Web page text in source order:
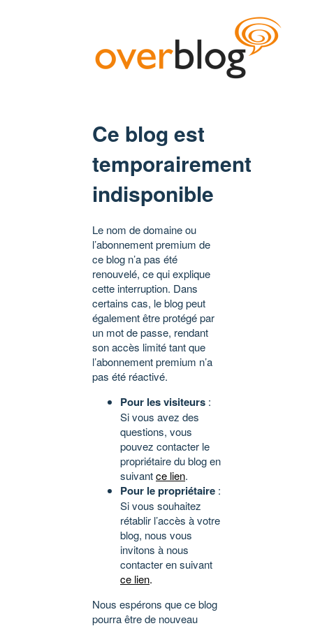
Ce blog est
temporairement
indisponible
Le nom de domaine ou
l’abonnement premium de
ce blog n’a pas été
renouvelé, ce qui explique
cette interruption. Dans
certains cas, le blog peut
également être protégé par
un mot de passe, rendant
son accès limité tant que
l’abonnement premium n’a
pas été réactivé.
Pour les visiteurs :
Si vous avez des
questions, vous
pouvez contacter le
propriétaire du blog en
suivantce lien.
Pour le propriétaire :
Si vous souhaitez
rétablir l’accès à votre
blog, nous vous
invitons à nous
contacter en suivant
ce lien.
Nous espérons que ce blog
pourra être de nouveau